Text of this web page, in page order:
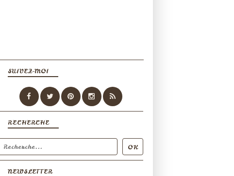
NEWSLETTER
SUIVEZ-MOI
RECHERCHE